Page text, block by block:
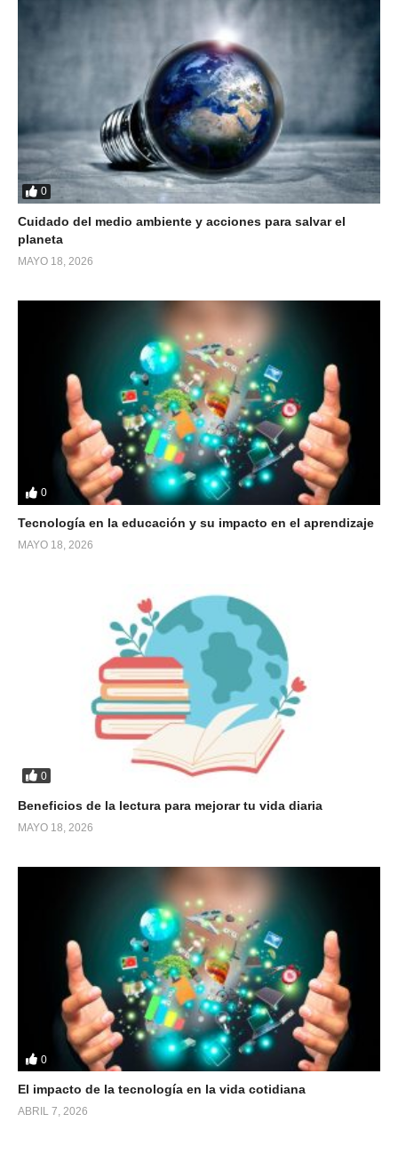
0
Cuidado del medio ambiente y acciones para salvar el
planeta
MAYO 18, 2026
0
Tecnología en la educación y su impacto en el aprendizaje
MAYO 18, 2026
0
Beneficios de la lectura para mejorar tu vida diaria
MAYO 18, 2026
0
El impacto de la tecnología en la vida cotidiana
ABRIL 7, 2026